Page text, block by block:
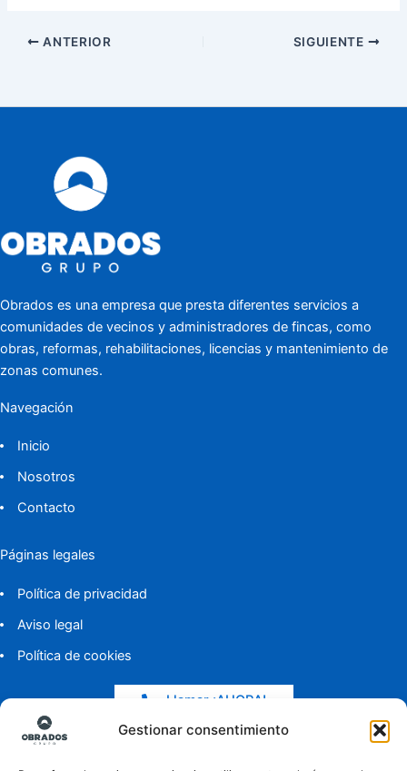
Gestionar consentimiento
ANTERIOR SIGUIENTE
Obrados es una empresa que presta diferentes servicios a
comunidades de vecinos y administradores de fincas, como
obras, reformas, rehabilitaciones, licencias y mantenimiento de
zonas comunes.
Navegación
Inicio
Nosotros
Contacto
Páginas legales
Política de privacidad
Aviso legal
Política de cookies
Llamar ¡AHORA!
Entradas de blog